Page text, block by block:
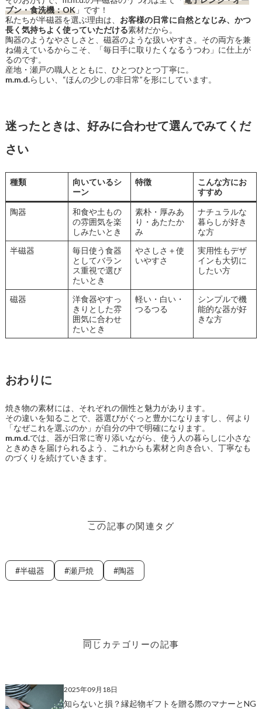
ブン・食洗機：OK」です！
私たちが半磁器を選ぶ理由は、 お客様の日常に自然となじみ、かつ
長く気持ちよく使っていただける素材だから。
陶器のようなやさしさと、磁器のような扱いやすさ。その両方を兼
ね備えているからこそ、「毎日手に取りたくなるうつわ」に仕上が
るのです。
産地・瀬戸の職人とともに、ひとつひとつ丁寧に。
m.m.d.らしい、“ほんの少しの非日常”を形にしています。
迷ったときは、好みに合わせて選んでみてくだ
さい
種類
向いているシ
ーン
特徴
こんな方にお
すすめ
陶器
和食や土もの
の雰囲気を楽
しみたいとき
素朴・厚みあ
り・あたたか
み
ナチュラルな
暮らしが好き
な方
半磁器
毎日使う食器
としてバラン
ス重視で選び
たいとき
やさしさ＋使
いやすさ
実用性もデザ
インも大切に
したい方
磁器
洋食器やすっ
きりとした雰
囲気に合わせ
たいとき
軽い・白い・
つるつる
シンプルで機
能的な器が好
きな方
おわりに
焼き物の素材には、それぞれの個性と魅力があります。
その違いを知ることで、器選びがぐっと豊かになりますし、何より
「なぜこれを選ぶのか」が自分の中で明確になります。
m.m.d.では、器が日常に寄り添いながら、使う人の暮らしに小さな
ときめきを届けられるよう、これからも素材と向き合い、丁寧なも
のづくりを続けていきます。
この記事の関連タグ
半磁器 瀬戸焼 陶器
同じカテゴリーの記事
2025年09月18日
知らないと損？縁起物ギフトを贈る際のマナーとNG